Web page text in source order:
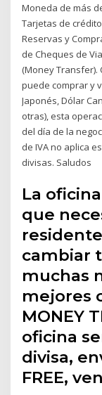
Moneda de más
Tarjetas de
Reservas y
de Cheques de
(Money Transfer).
puede comprar y
Japonés, Dólar
otras), esta
del día de la
de IVA no aplica
divisas. Saludos
La
que
cambiar
muchas
mejores
MONEY
oficina
divisa,
FREE,